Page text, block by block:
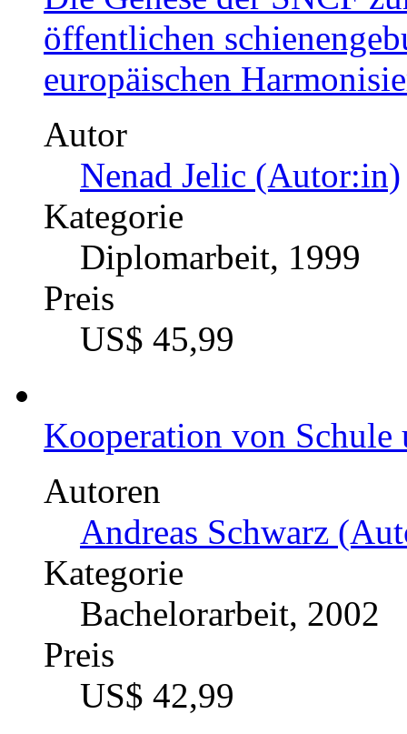
öffentlichen
europäischen
Autor
Nenad Jelic (Autor:in)
Kategorie
Diplomarbeit, 1999
Preis
US$ 45,99
Kooperation von
Autoren
Andreas Schwarz
Kategorie
Bachelorarbeit, 2002
Preis
US$ 42,99